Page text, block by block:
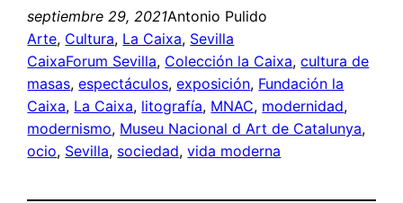
septiembre 29, 2021Antonio Pulido
Arte, Cultura, La Caixa, Sevilla
CaixaForum Sevilla, Colección la Caixa, cultura de
masas, espectáculos, exposición, Fundación la
Caixa, La Caixa, litografía, MNAC, modernidad
modernismo, Museu Nacional d Art de Catalunya
ocio, Sevilla, sociedad, vida moderna